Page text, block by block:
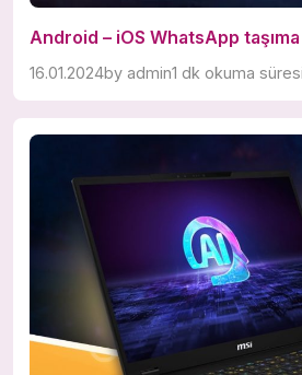
Android – iOS WhatsApp taşıma
16.01.2024by admin1 dk okuma süresi